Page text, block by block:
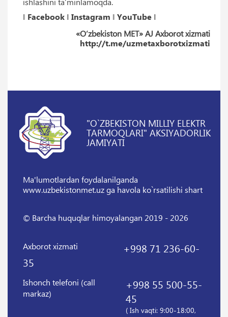
‖ Facebook ‖ Instagram ‖ YouTube ‖
«O‘zbekiston MET» AJ Axborot xizmati
http://t.me/uzmetaxborotxizmati
"O`ZBEKISTON MILLIY ELEKTR
TARMOQLARI" AKSIYADORLIK
JAMIYATI
Ma'lumotlardan foydalanilganda
www.uzbekistonmet.uz ga havola ko`rsatilishi shart
© Barcha huquqlar himoyalangan 2019 - 2026
Axborot xizmati
+998 71 236-60-
35
Ishonch telefoni (call
markaz)
+998 55 500-55-
45
( Ish vaqti: 9:00-18:00,